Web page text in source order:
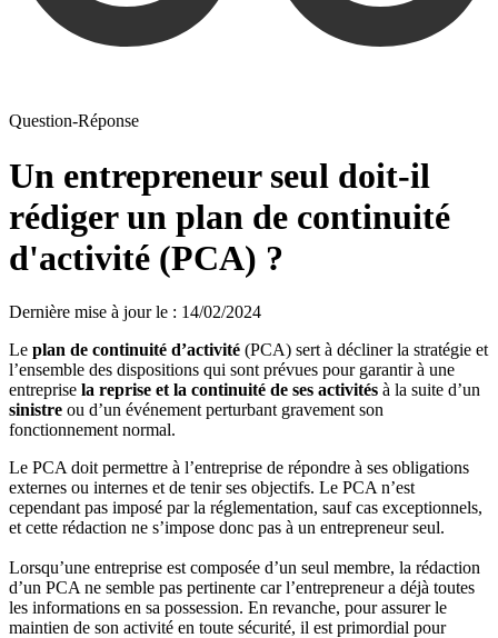
Question-Réponse
Un entrepreneur seul doit-il
rédiger un plan de continuité
d'activité (PCA) ?
Dernière mise à jour le : 14/02/2024
Le plan de continuité d’activité (PCA) sert à décliner la stratégie et
l’ensemble des dispositions qui sont prévues pour garantir à une
entreprise la reprise et la continuité de ses activités à la suite d’un
sinistre ou d’un événement perturbant gravement son
fonctionnement normal.
Le PCA doit permettre à l’entreprise de répondre à ses obligations
externes ou internes et de tenir ses objectifs. Le PCA n’est
cependant pas imposé par la réglementation, sauf cas exceptionnels,
et cette rédaction ne s’impose donc pas à un entrepreneur seul.
Lorsqu’une entreprise est composée d’un seul membre, la rédaction
d’un PCA ne semble pas pertinente car l’entrepreneur a déjà toutes
les informations en sa possession. En revanche, pour assurer le
maintien de son activité en toute sécurité, il est primordial pour